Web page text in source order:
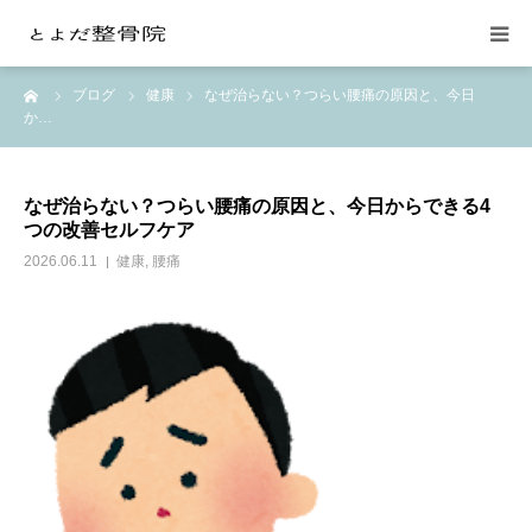
ブログ 健康
なぜ治らない？つらい腰痛の原因と、今日
か…
なぜ治らない？つらい腰痛の原因と、今日からできる4
つの改善セルフケア
2026.06.11 健康, 腰痛
当院の紹介
交通事故の治療
お問い合わせ
よみもの